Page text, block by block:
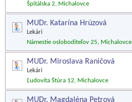
Špitálska 2, Michalovce
MUDr. Katarína Hrúzová
Lekári
Námestie osloboditeľov 25, Michalovce
MUDr. Miroslava Raničová
Lekári
Ľudovíta Štúra 12, Michalovce
MUDr. Magdaléna Petrová